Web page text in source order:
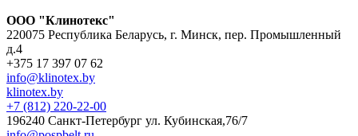
ООО "Клинотекс"
220075 Республика Беларусь, г. Минск, пер. Промышленный
д.4
+375 17 397 07 62
info@klinotex.by
klinotex.by
+7 (812) 220-22-00
196240 Санкт-Петербург ул. Кубинская,76/7